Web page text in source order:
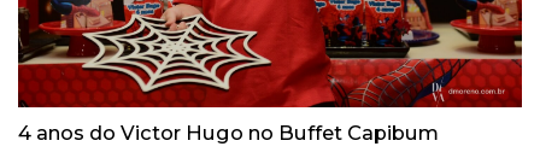
4 anos do Victor Hugo no Buffet Capibum